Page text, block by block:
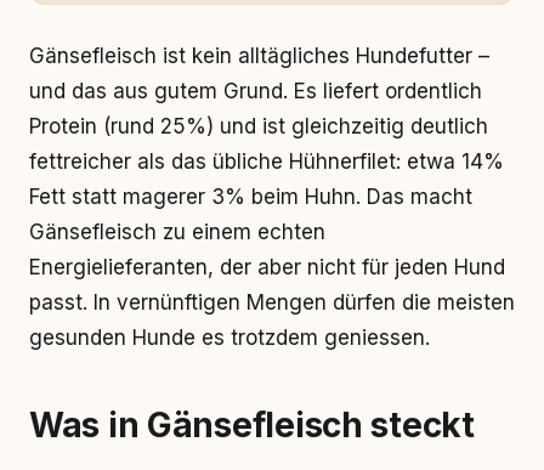
Gänsefleisch ist kein alltägliches Hundefutter –
und das aus gutem Grund. Es liefert ordentlich
Protein (rund 25%) und ist gleichzeitig deutlich
fettreicher als das übliche Hühnerfilet: etwa 14%
Fett statt magerer 3% beim Huhn. Das macht
Gänsefleisch zu einem echten
Energielieferanten, der aber nicht für jeden Hund
passt. In vernünftigen Mengen dürfen die meisten
gesunden Hunde es trotzdem geniessen.
Was in Gänsefleisch steckt